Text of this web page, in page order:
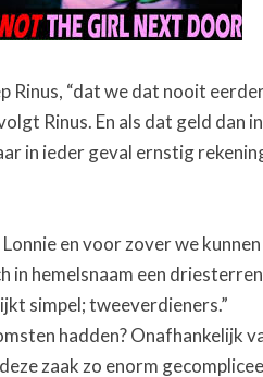
Rinus, “dat we dat nooit
Rinus. En als dat geld dan
in ieder geval ernstig
en voor zover we
in hemelsnaam een
simpel; tweeverdieners.”
hadden? Onafhankelijk
zaak zo enorm